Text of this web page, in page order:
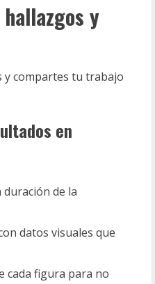
y
y compartes tu trabajo
en
de la
datos visuales que
cada figura para no